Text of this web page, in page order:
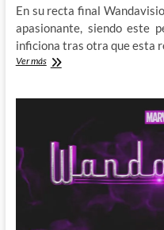
En su recta final
apasionante, siendo este
inficiona tras otra que esta
Ver másAnalizando
Parte